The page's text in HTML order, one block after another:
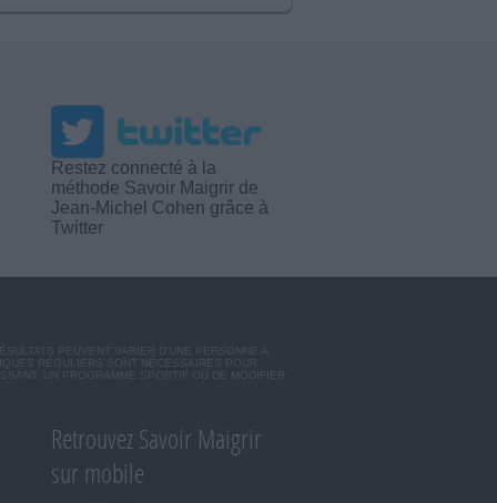
Restez connecté à la
méthode Savoir Maigrir de
Jean-Michel Cohen grâce à
Twitter
PEUVENT VARIER D'UNE PERSONNE A
RÉGULIERS SONT NÉCESSAIRES POUR
UN PROGRAMME SPORTIF OU DE MODIFIER
Retrouvez Savoir Maigrir
sur mobile